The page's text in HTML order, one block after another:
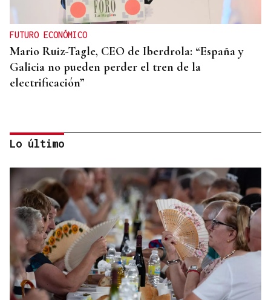
FUTURO ECONÓMICO
Mario Ruiz-Tagle, CEO de Iberdrola: “España y
Galicia no pueden perder el tren de la
electrificación”
ÁLBUM DE FOTOS
Galería | Mario Ruiz-Tagle, CEO de Iberdrola
España, congrega a numerosas personalidades en
el Foro La Región
Lo último